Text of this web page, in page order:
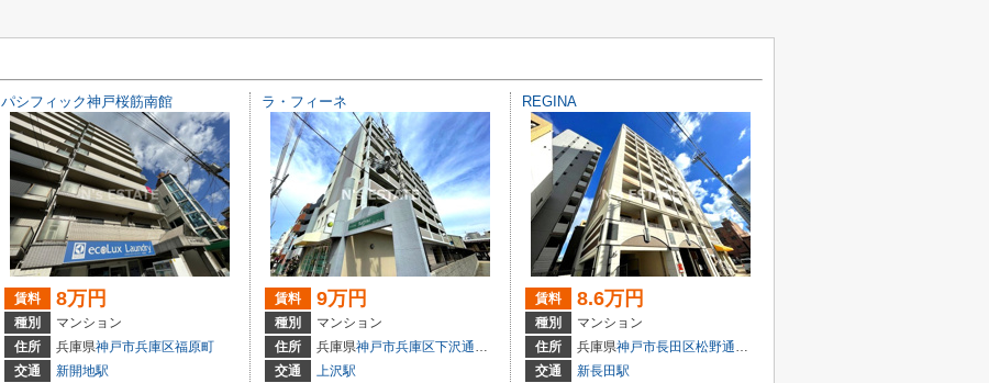
パシフィック神戸桜筋南館
賃料 8万円
種別
マンション
住所
兵庫県神戸市兵庫区福原町
交通
新開地駅
ラ・フィーネ
賃料 9万円
種別
マンション
住所
兵庫県神戸市兵庫区下沢通７丁目
交通
上沢駅
REGINA
賃料 8.6万円
種別
マンション
住所
兵庫県神戸市長田区松野通２丁目
交通
新長田駅